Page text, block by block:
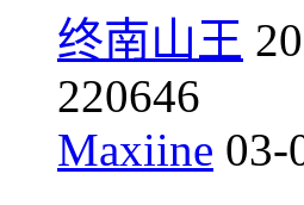
终南山王
220646
Maxiine 03-